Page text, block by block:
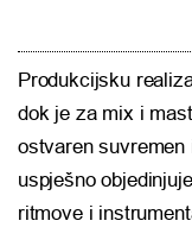
Produkcijsku
dok je za mix i
ostvaren
uspješno
ritmove i